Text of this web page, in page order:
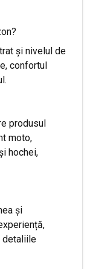
și nivelul de
confortul
produsul
moto,
hochei,
și
detaliile